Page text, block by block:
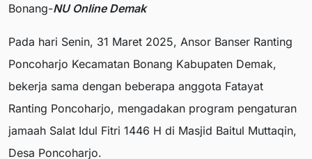
Bonang-NU Online Demak
Pada hari Senin, 31 Maret 2025, Ansor Banser Ranting
Poncoharjo Kecamatan Bonang Kabupaten Demak,
bekerja sama dengan beberapa anggota Fatayat
Ranting Poncoharjo, mengadakan program pengaturan
jamaah Salat Idul Fitri 1446 H di Masjid Baitul Muttaqin,
Desa Poncoharjo.